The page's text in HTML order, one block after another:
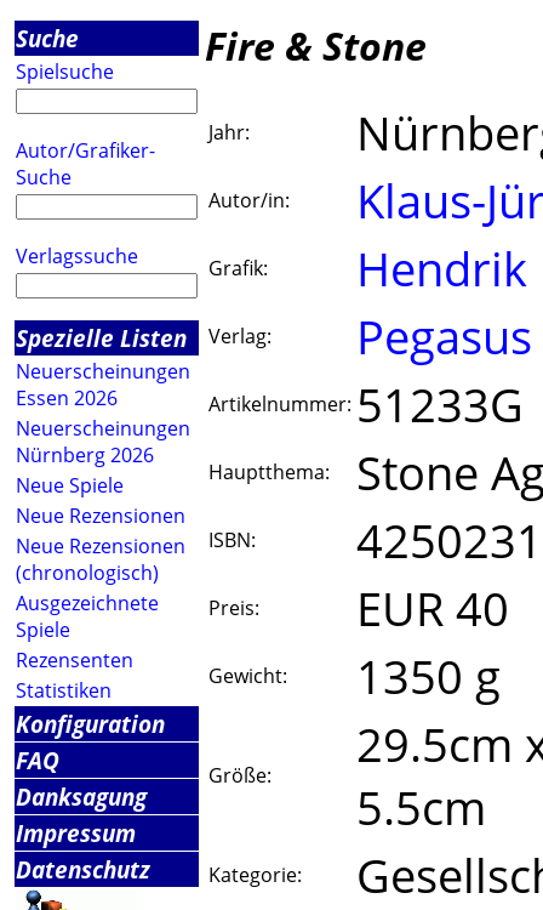
Suche
Spielsuche
Autor/Grafiker-
Suche
Verlagssuche
Spezielle Listen
Neuerscheinungen
Essen 2026
Neuerscheinungen
Nürnberg 2026
Neue Spiele
Neue Rezensionen
Neue Rezensionen
(chronologisch)
Ausgezeichnete
Spiele
Rezensenten
Statistiken
Konfiguration
FAQ
Danksagung
Impressum
Datenschutz
Fire & Stone
Jahr:
Autor/in: Klaus-
Grafik: Hendrik
Verlag:
Artikelnummer: 51233G
Hauptthema: Stone
ISBN:
Preis: EUR 40
Gewicht: 1350 g
Größe:
29.5cm
5.5cm
Kategorie: